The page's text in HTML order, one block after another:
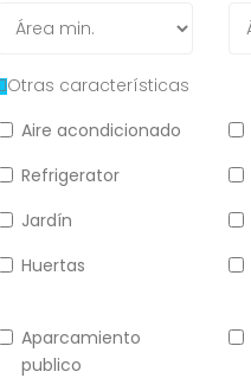
Otras características
Aire acondicionado
Refrigerator
Jardín
Huertas
Aparcamiento
publico